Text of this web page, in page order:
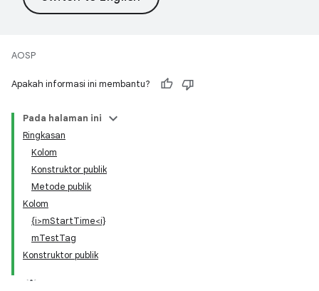
AOSP
Apakah informasi ini membantu?
Pada halaman ini
Ringkasan
Kolom
Konstruktor publik
Metode publik
Kolom
{i>mStartTime<i}
mTestTag
Konstruktor publik